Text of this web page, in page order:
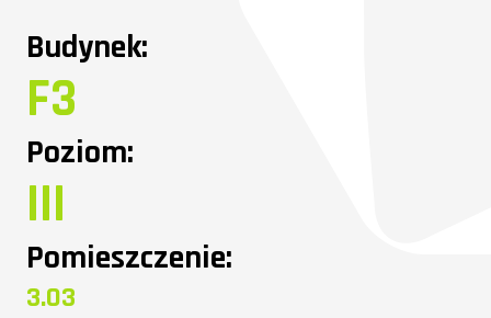
Budynek:
F3
Poziom:
III
Pomieszczenie:
3.03